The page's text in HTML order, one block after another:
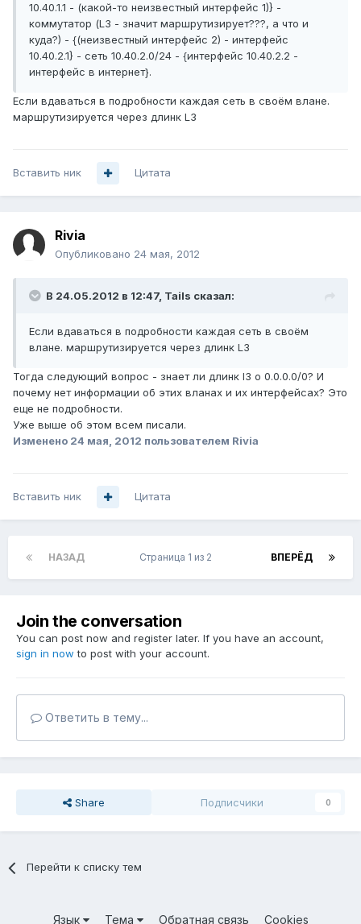
10.40.1.1 - (какой-то неизвестный интерфейс 1)} -
коммутатор (L3 - значит маршрутизирует???, а что и
куда?) - {(неизвестный интерфейс 2) - интерфейс
10.40.2.1} - сеть 10.40.2.0/24 - {интерфейс 10.40.2.2 -
интерфейс в интернет}.
Если вдаваться в подробности каждая сеть в своём влане.
маршрутизируется через длинк L3
Вставить ник Цитата
Rivia
Опубликовано 24 мая, 2012
В 24.05.2012 в 12:47, Tails сказал:
Если вдаваться в подробности каждая сеть в своём
влане. маршрутизируется через длинк L3
Тогда следующий вопрос - знает ли длинк l3 о 0.0.0.0/0? И
почему нет информации об этих вланах и их интерфейсах? Это
еще не подробности.
Уже выше об этом всем писали.
Изменено 24 мая, 2012 пользователем Rivia
Вставить ник Цитата
НАЗАД ВПЕРЁД
Страница 1 из 2
Join the conversation
You can post now and register later. If you have an account,
sign in now to post with your account.
Ответить в тему...
Share Подписчики 0
Перейти к списку тем
Язык Тема Обратная связь Cookies